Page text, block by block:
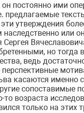
постоянно ими
предлагаемые
утверждения
или
но тогда
ведь
касаются именно
сопоставимые
возраста
только на этих